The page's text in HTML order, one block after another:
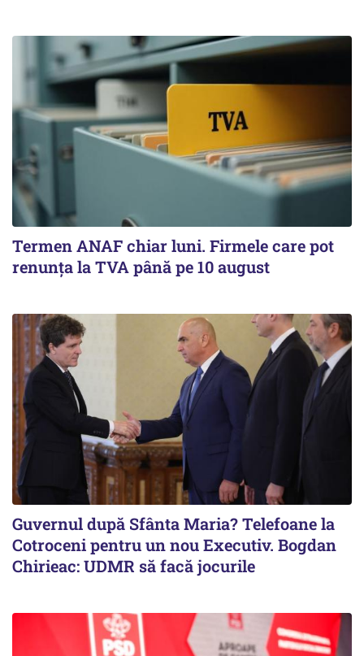
Termen ANAF chiar luni. Firmele care pot
renunța la TVA până pe 10 august
Guvernul după Sfânta Maria? Telefoane la
Cotroceni pentru un nou Executiv. Bogdan
Chirieac: UDMR să facă jocurile